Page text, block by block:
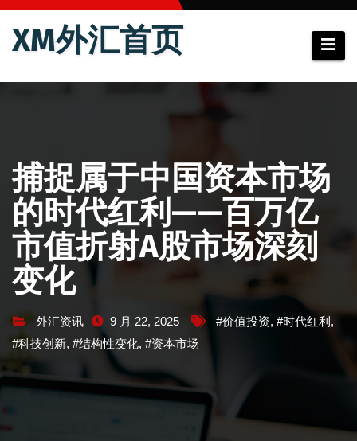
跳
XM外汇首页
捕捉属于中国资本市场
的时代红利——百万亿
市值折射A股市场深刻
变化
外汇资讯 9 月 22, 2025 #价值投资, #时代红利 ,
#科技创新, #结构性变化, #资本市场